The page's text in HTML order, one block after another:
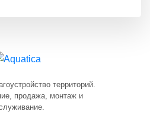
территорий.
продажа, монтаж и